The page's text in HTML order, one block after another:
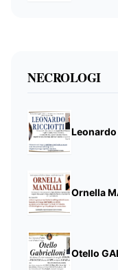
NECROLOGI
Leonardo
Ornella
Otello